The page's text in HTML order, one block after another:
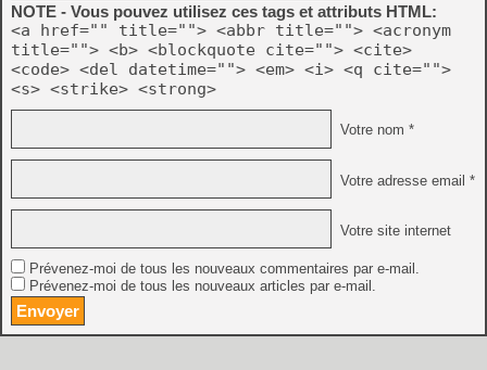
NOTE - Vous pouvez utilisez ces tags et attributs HTML:
<a href="" title=""> <abbr title=""> <acronym
title=""> <b> <blockquote cite=""> <cite>
<code> <del datetime=""> <em> <i> <q cite="">
<s> <strike> <strong>
Votre nom *
Votre adresse email *
Votre site internet
Prévenez-moi de tous les nouveaux commentaires par e-mail.
Prévenez-moi de tous les nouveaux articles par e-mail.